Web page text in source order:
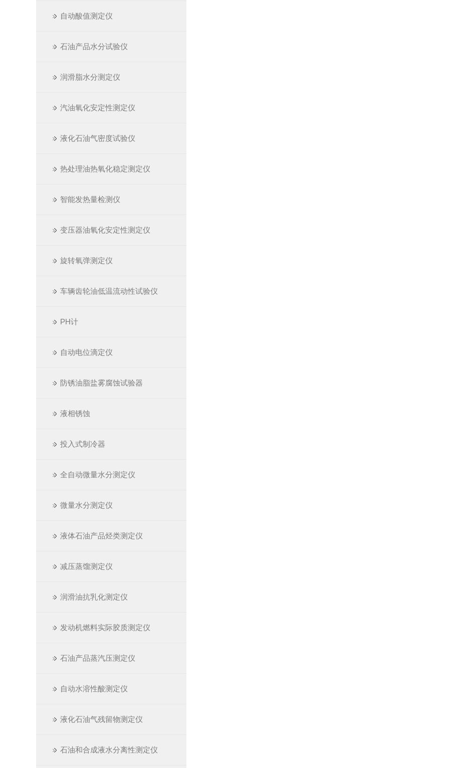
自动酸值测定仪
石油产品水分试验仪
润滑脂水分测定仪
汽油氧化安定性测定仪
液化石油气密度试验仪
热处理油热氧化稳定测定仪
智能发热量检测仪
变压器油氧化安定性测定仪
旋转氧弹测定仪
车辆齿轮油低温流动性试验仪
PH计
自动电位滴定仪
防锈油脂盐雾腐蚀试验器
液相锈蚀
投入式制冷器
全自动微量水分测定仪
微量水分测定仪
液体石油产品烃类测定仪
减压蒸馏测定仪
润滑油抗乳化测定仪
发动机燃料实际胶质测定仪
石油产品蒸汽压测定仪
自动水溶性酸测定仪
液化石油气残留物测定仪
石油和合成液水分离性测定仪